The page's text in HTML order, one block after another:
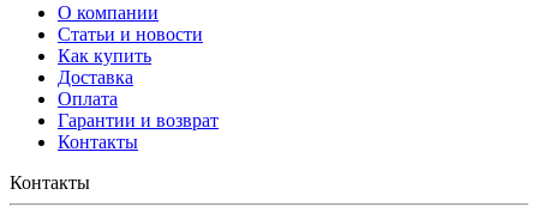
О компании
Статьи и новости
Как купить
Доставка
Оплата
Гарантии и возврат
Контакты
Контакты